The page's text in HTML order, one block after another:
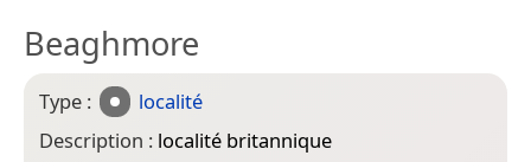
Beaghmore
Type :
localité
Description : localité britannique